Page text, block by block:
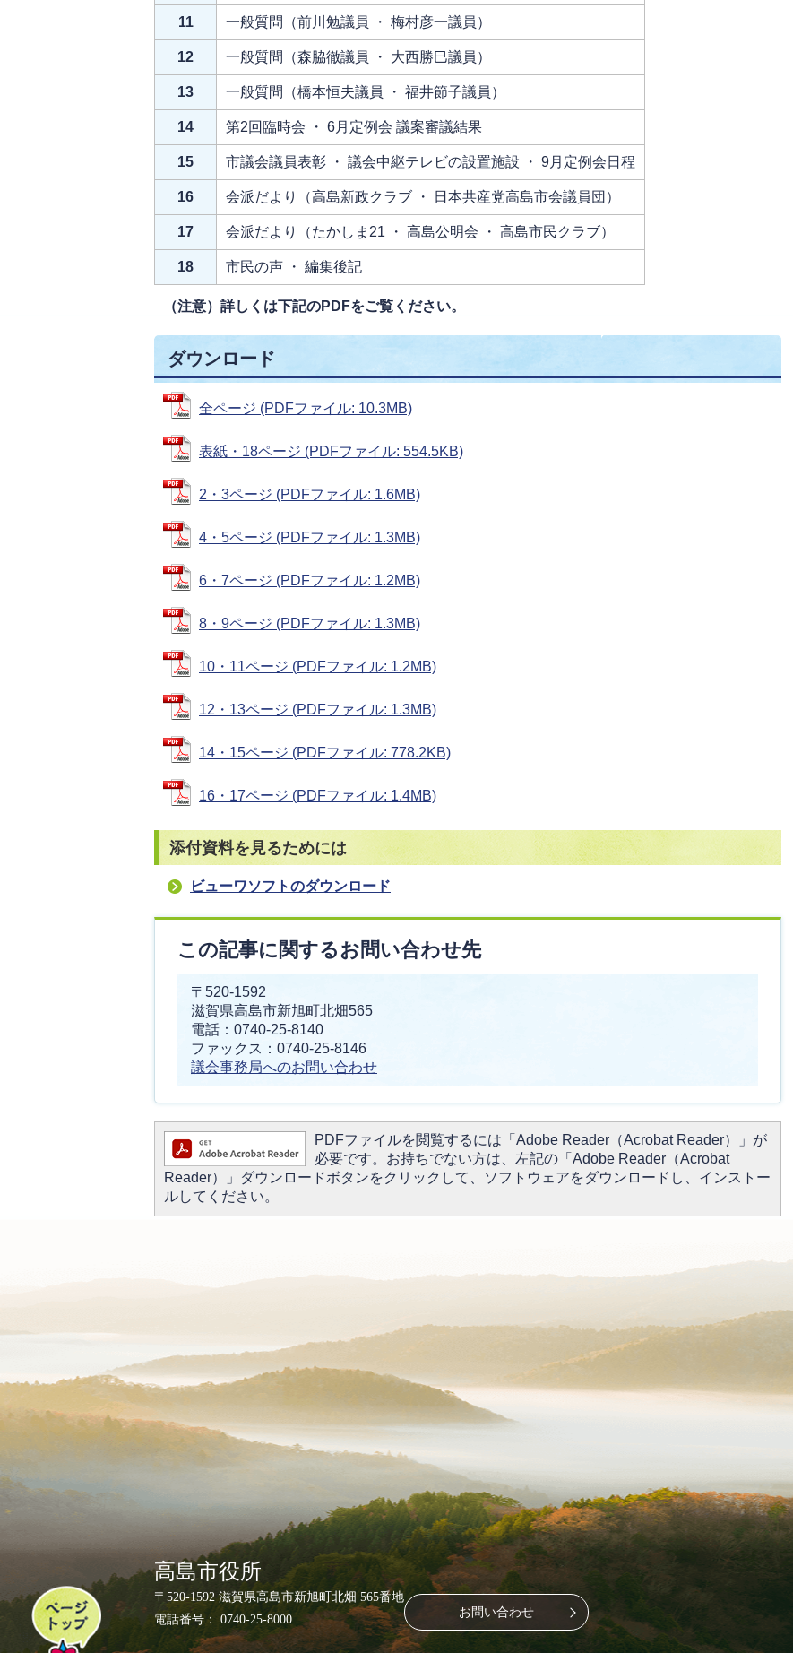
11 一般質問（前川勉議員 ・ 梅村彦一議員）
12 一般質問（森脇徹議員 ・ 大西勝巳議員）
13 一般質問（橋本恒夫議員 ・ 福井節子議員）
14 第2回臨時会 ・ 6月定例会 議案審議結果
15 市議会議員表彰 ・ 議会中継テレビの設置施設 ・ 9月定例会日程
16 会派だより（高島新政クラブ ・ 日本共産党高島市会議員団）
17 会派だより（たかしま21 ・ 高島公明会 ・ 高島市民クラブ）
18 市民の声 ・ 編集後記
（注意）詳しくは下記のPDFをご覧ください。
ダウンロード
全ページ (PDFファイル: 10.3MB)
表紙・18ページ (PDFファイル: 554.5KB)
2・3ページ (PDFファイル: 1.6MB)
4・5ページ (PDFファイル: 1.3MB)
6・7ページ (PDFファイル: 1.2MB)
8・9ページ (PDFファイル: 1.3MB)
10・11ページ (PDFファイル: 1.2MB)
12・13ページ (PDFファイル: 1.3MB)
14・15ページ (PDFファイル: 778.2KB)
16・17ページ (PDFファイル: 1.4MB)
添付資料を見るためには
ビューワソフトのダウンロード
この記事に関するお問い合わせ先
〒520-1592
滋賀県高島市新旭町北畑565
電話：0740-25-8140
ファックス：0740-25-8146
議会事務局へのお問い合わせ
PDFファイルを閲覧するには「Adobe Reader（Acrobat Reader）」が
必要です。お持ちでない方は、左記の「Adobe Reader（Acrobat
Reader）」ダウンロードボタンをクリックして、ソフトウェアをダウンロードし、インストー
ルしてください。
ペ
ー
ジ
高島市役所
〒520-1592 滋賀県高島市新旭町北畑 565番地
電話番号： 0740-25-8000
お問い合わせ